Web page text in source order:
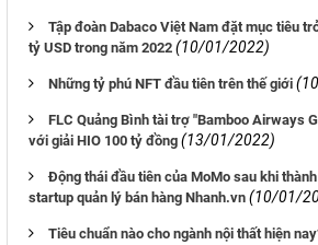
Tập đoàn Dabaco Việt Nam đặt mục tiêu
tỷ USD trong năm 2022 (10/01/2022)
Những tỷ phú NFT đầu tiên trên thế giới
FLC Quảng Bình tài trợ "Bamboo Airways
với giải HIO 100 tỷ đồng (13/01/2022)
Động thái đầu tiên của MoMo sau khi
startup quản lý bán hàng Nhanh.vn (10/01/
Tiêu chuẩn nào cho ngành nội thất hiện